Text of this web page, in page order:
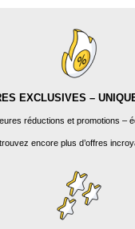
EXCLUSIVES –
réductions et promotions –
trouvez encore plus d’offres